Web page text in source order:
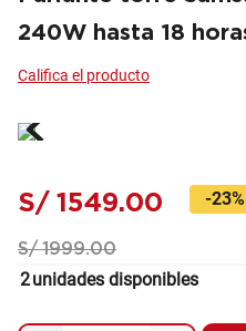
240W hasta 18
S/ 1549.00 -23%
S/ 1999.00
2unidades disponibles